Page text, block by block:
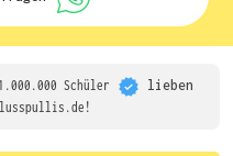
Schüler
lieben